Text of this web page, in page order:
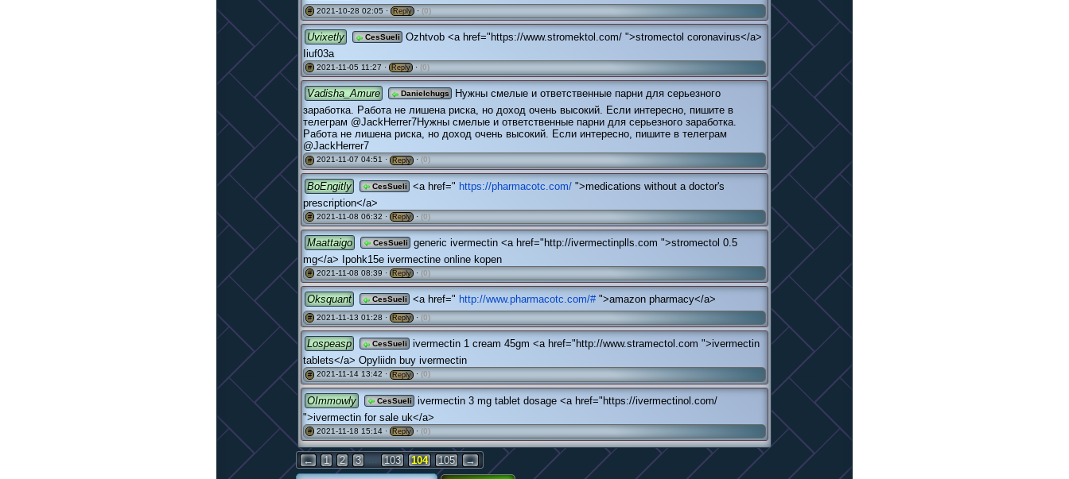
# 2021-10-28 02:05 · Reply · (0)
Uvixetly CesSueli
Ozhtvob <a href="https://www.stromektol.com/ ">stromectol coronavirus</a>
Iiuf03a
# 2021-11-05 11:27 · Reply · (0)
Vadisha_Amure Danielchugs
Нужны смелые и ответственные парни для серьезного
заработка. Работа не лишена риска, но доход очень высокий. Если интересно, пишите в
телеграм @JackHerrer7Нужны смелые и ответственные парни для серьезного заработка.
Работа не лишена риска, но доход очень высокий. Если интересно, пишите в телеграм
@JackHerrer7
# 2021-11-07 04:51 · Reply · (0)
BoEngitly CesSueli <a href=" https://pharmacotc.com/ ">medications without a doctor's
prescription</a>
# 2021-11-08 06:32 · Reply · (0)
Maattaigo CesSueli
generic ivermectin <a href="http://ivermectinplls.com ">stromectol 0.5
mg</a> Ipohk15e ivermectine online kopen
# 2021-11-08 08:39 · Reply · (0)
Oksquant CesSueli <a href=" http://www.pharmacotc.com/#">amazon pharmacy</a>
# 2021-11-13 01:28 · Reply · (0)
Lospeasp CesSueli
ivermectin 1 cream 45gm <a href="http://www.stramectol.com ">ivermectin
tablets</a> Opyliidn buy ivermectin
# 2021-11-14 13:42 · Reply · (0)
OImmowly CesSueli
ivermectin 3 mg tablet dosage <a href="https://ivermectinol.com/
">ivermectin for sale uk</a>
# 2021-11-18 15:14 · Reply · (0)
← 1 2 3 103 104 105 →